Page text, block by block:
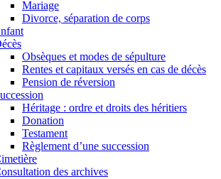
Mariage
Divorce, séparation de corps
Obsèques et modes de sépulture
Rentes et capitaux versés en cas de décès
Pension de réversion
Héritage : ordre et droits des héritiers
Donation
Testament
Règlement d’une succession
des archives